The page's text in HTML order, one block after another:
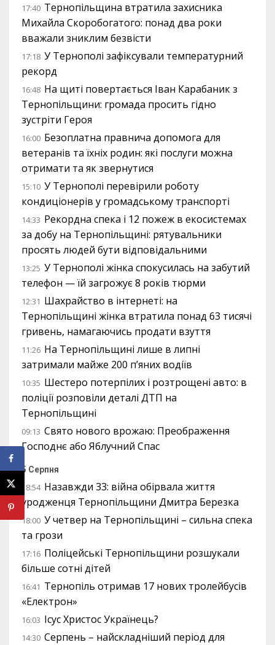
17:40 Тернопільщина втратила захисника
Михайла Скоробогатого: понад два роки
вважали зниклим безвісти
17:18 У Тернополі зафіксували температурний
рекорд
16:48 На щиті повертається Іван Карабаник з
Тернопільщини: громада просить гідно
зустріти Героя
16:00 Безоплатна правнича допомога для
ветеранів та їхніх родин: які послуги можна
отримати та як звернутися
15:10 У Тернополі перевірили роботу
кондиціонерів у громадському транспорті
14:33 Рекордна спека і 12 пожеж в екосистемах
за добу на Тернопільщині: рятувальники
просять людей бути відповідальними
13:25 У Тернополі жінка спокусилась на забутий
телефон — їй загрожує 8 років тюрми
12:31 Шахрайство в інтернеті: на
Тернопільщині жінка втратила понад 63 тисячі
гривень, намагаючись продати взуття
11:26 На Тернопільщині лише в липні
затримали майже 200 п’яних водіїв
10:35 Шестеро потерпілих і розтрощені авто: в
поліції розповіли деталі ДТП на
Тернопільщині
09:13 Свято нового врожаю: Преображення
Господнє або Яблучний Спас
5 Серпня
18:54 Назавжди 33: війна обірвала життя
уродженця Тернопільщини Дмитра Березка
18:00 У четвер на Тернопільщині – сильна спека
та грози
17:16 Поліцейські Тернопільщини розшукали
більше сотні дітей
16:41 Тернопіль отримав 17 нових тролейбусів
«Електрон»
16:03 Ісус Христос Українець?
14:30 Серпень – найскладніший період для